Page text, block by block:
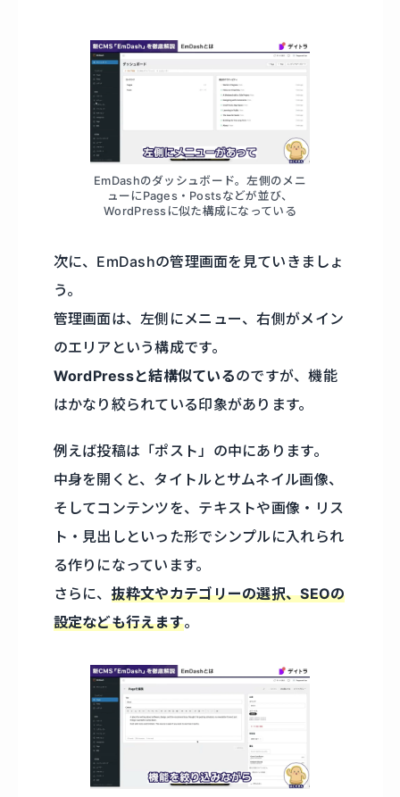
EmDashのダッシュボード。左側のメニ
ューにPages・Postsなどが並び、
WordPressに似た構成になっている
次に、EmDashの管理画面を見ていきましょ
う。
管理画面は、左側にメニュー、右側がメイン
のエリアという構成です。
WordPressと結構似ているのですが、機能
はかなり絞られている印象があります。
例えば投稿は「ポスト」の中にあります。
中身を開くと、タイトルとサムネイル画像、
そしてコンテンツを、テキストや画像・リス
ト・見出しといった形でシンプルに入れられ
る作りになっています。
さらに、 抜粋文やカテゴリーの選択、SEOの
設定なども行えます。